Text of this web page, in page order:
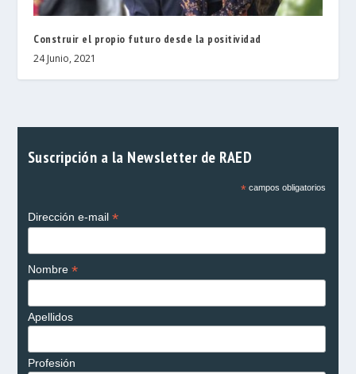
Construir el propio futuro desde la positividad
24 Junio, 2021
Suscripción a la Newsletter de RAED
*campos obligatorios
Dirección e-mail *
Nombre *
Apellidos
Profesión